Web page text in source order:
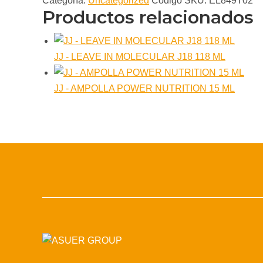
Productos relacionados
JJ - LEAVE IN MOLECULAR J18 118 ML
JJ - AMPOLLA POWER NUTRITION 15 ML